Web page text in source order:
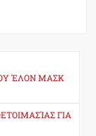
ΈΛΟΝ ΜΑΣΚ
ΓΙΑ